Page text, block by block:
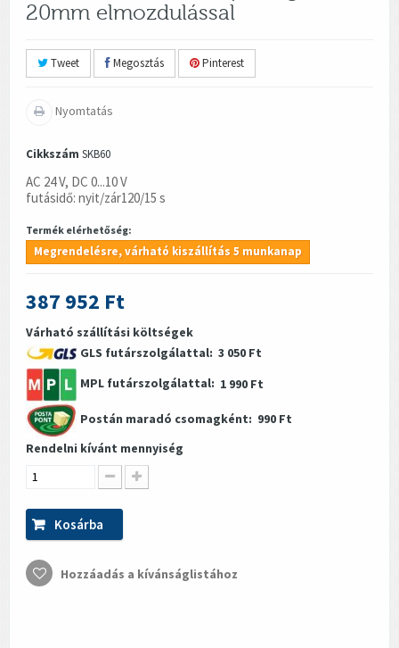
20mm elmozdulással
Tweet Megosztás Pinterest
Nyomtatás
Cikkszám SKB60
AC 24 V, DC 0...10 V
futásidő: nyit/zár120/15 s
Termék elérhetőség:
Megrendelésre, várható kiszállítás 5 munkanap
387 952 Ft
Várható szállítási költségek
GLS futárszolgálattal: 3 050 Ft
MPL futárszolgálattal: 1 990 Ft
Postán maradó csomagként: 990 Ft
Rendelni kívánt mennyiség
Kosárba
Hozzáadás a kívánságlistához